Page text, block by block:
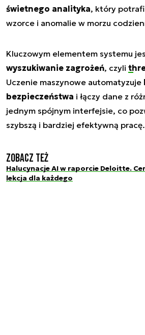
świetnego analityka, który
wzorce i anomalie w morzu
Kluczowym elementem systemu
wyszukiwanie zagrożeń, czyli
Uczenie maszynowe automatyzuje
bezpieczeństwa i łączy dane z
jednym spójnym interfejsie, co
szybszą i bardziej efektywną pracę.
Zobacz też
Halucynacje AI w raporcie Deloitte.
lekcja dla każdego